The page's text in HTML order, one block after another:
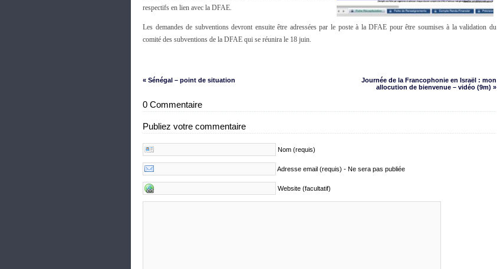
respectifs en lien avec la DFAE.
Les demandes de subventions devront ensuite être adressées par le poste à la DFAE pour être soumises à la validation du
comité des subventions de la DFAE qui se réunira le 18 juin.
« Sénégal – point de situation
Journée de la Francophonie en Israël : mon
allocution de bienvenue – vidéo (9m) »
0 Commentaire
Publiez votre commentaire
Nom (requis)
Adresse email (requis) - Ne sera pas publiée
Website (facultatif)